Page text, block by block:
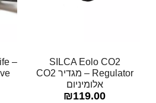
SILCA Eolo CO2
Regulator – מגדיר CO2
אלומיניום
₪119.00
–